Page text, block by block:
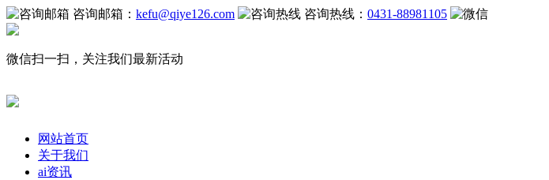
咨询邮箱： kefu@qiye126.com 咨询热线： 0431-88981105
微信扫一扫，关注我们最新活动
网站首页
关于我们
ai资讯